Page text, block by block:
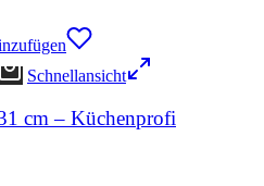
Schnellansicht
cm – Küchenprofi